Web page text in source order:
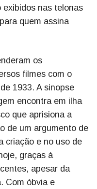
exibidos nas telonas
quem assina
os
filmes com o
1933. A sinopse
encontra em ilha
que aprisiona a
de um argumento de
criação e no uso de
graças à
apesar da
Com óbvia e